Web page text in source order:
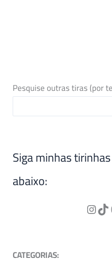
Pesquise outras tiras (por
Siga minhas
abaixo:
CATEGORIAS: